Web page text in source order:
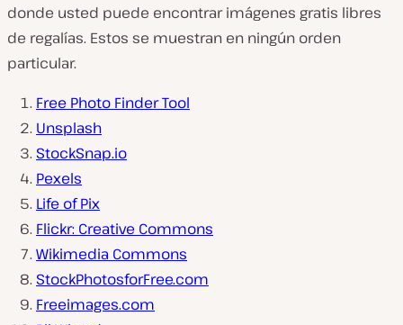
donde usted puede encontrar imágenes gratis libres
de regalías. Estos se muestran en ningún orden
particular.
Free Photo Finder Tool
Unsplash
StockSnap.io
Pexels
Life of Pix
Flickr: Creative Commons
Wikimedia Commons
StockPhotosforFree.com
Freeimages.com